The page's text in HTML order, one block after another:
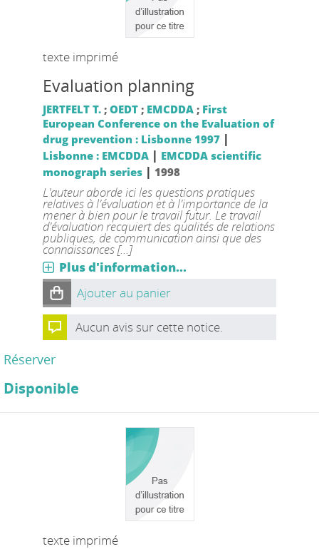
texte imprimé
Evaluation planning
JERTFELT T.; OEDT; EMCDDA; First
European Conference on the Evaluation of
drug prevention : Lisbonne 1997 |
Lisbonne : EMCDDA| EMCDDA scientific
monograph series| 1998
L'auteur aborde ici les questions pratiques
relatives à l'évaluation et à l'importance de la
mener à bien pour le travail futur. Le travail
d'évaluation recquiert des qualités de relations
publiques, de communication ainsi que des
connaissances [...]
Plus d'information...
Ajouter au panier
Aucun avis sur cette notice.
Réserver
Disponible
texte imprimé